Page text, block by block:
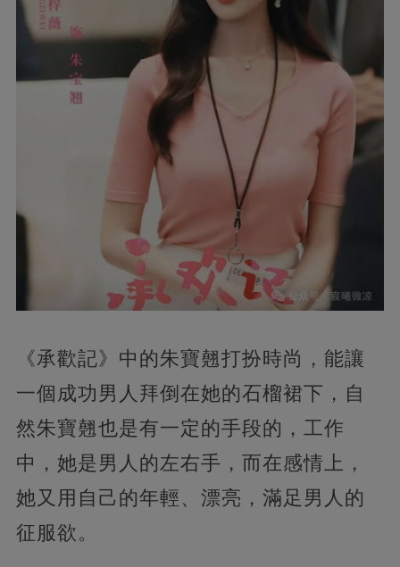
《承歡記》中的朱寶翹打扮時尚，能讓
一個成功男人拜倒在她的石榴裙下，自
然朱寶翹也是有一定的手段的，工作
中，她是男人的左右手，而在感情上，
她又用自己的年輕、漂亮，滿足男人的
征服欲。